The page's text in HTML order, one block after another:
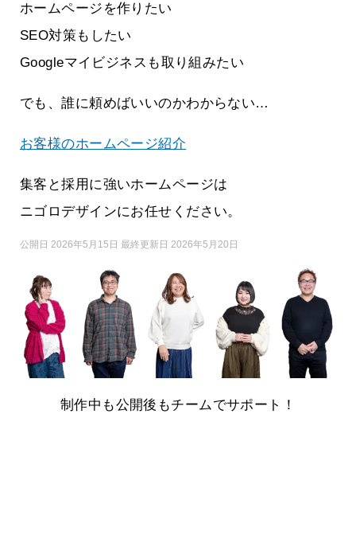
ホームページを作りたい
SEO対策もしたい
Googleマイビジネスも取り組みたい
でも、誰に頼めばいいのかわからない…
お客様のホームページ紹介
集客と採用に強いホームページは
ニゴロデザインにお任せください。
公開日 2026年5月15日 最終更新日 2026年5月20日
制作中も公開後もチームでサポート！